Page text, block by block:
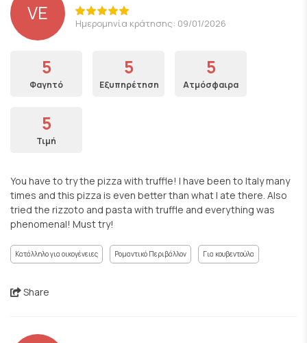
VE Ημερομηνία κράτησης: 09/01/2026
5
Φαγητό
5
Εξυπηρέτηση
5
Ατμόσφαιρα
5
Τιμή
You have to try the pizza with truffle! I have been to Italy many
times and this pizza is even better than what I ate there. Also
tried the rizzoto and pasta with truffle and everything was
phenomenal! Must try!
Κατάλληλο για οικογένειες Ρομαντικό Περιβάλλον Για κουβεντούλα
Share